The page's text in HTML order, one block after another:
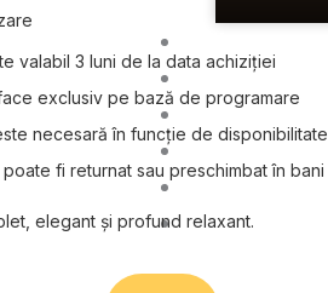
Evenimente
GIFT Card
Contact
valabil 3 luni de la data achiziției
exclusiv pe bază de programare
necesară în funcție de disponibilitate
fi returnat sau preschimbat în bani
elegant și profund relaxant.